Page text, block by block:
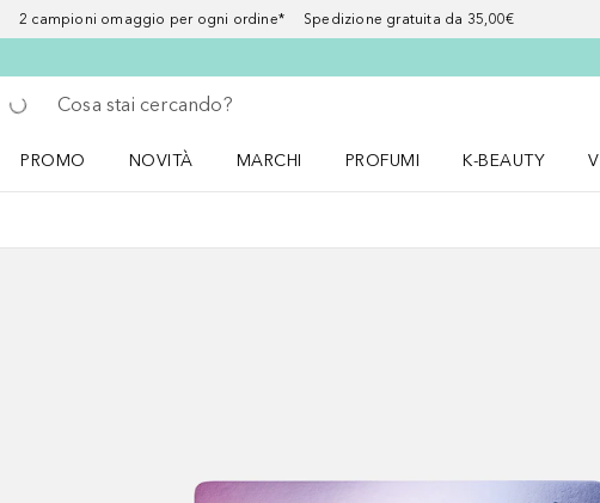
2 campioni omaggio per ogni ordine* Spedizione gratuita da 35,00€
Torna indietro
Esegui ricerca
PROMO
NOVITÀ
MARCHI
PROFUMI
K-BEAUTY